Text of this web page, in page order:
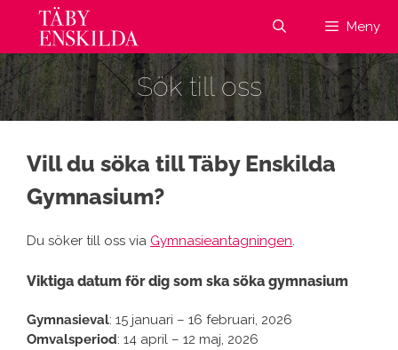
Hoppa
innehåll
Meny
Sök till oss
Vill du söka till Täby Enskilda
Gymnasium?
Du söker till oss via Gymnasieantagningen.
Viktiga datum för dig som ska söka gymnasium
Gymnasieval: 15 januari – 16 februari, 2026
Omvalsperiod: 14 april – 12 maj, 2026